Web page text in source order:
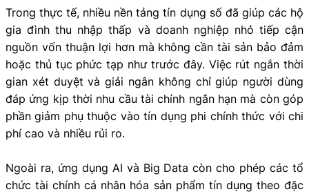
Trong thực tế, nhiều nền tảng tín dụng số đã giúp các hộ
gia đình thu nhập thấp và doanh nghiệp nhỏ tiếp cận
nguồn vốn thuận lợi hơn mà không cần tài sản bảo đảm
hoặc thủ tục phức tạp như trước đây. Việc rút ngắn thời
gian xét duyệt và giải ngân không chỉ giúp người dùng
đáp ứng kịp thời nhu cầu tài chính ngắn hạn mà còn góp
phần giảm phụ thuộc vào tín dụng phi chính thức với chi
phí cao và nhiều rủi ro.
Ngoài ra, ứng dụng AI và Big Data còn cho phép các tổ
chức tài chính cá nhân hóa sản phẩm tín dụng theo đặc